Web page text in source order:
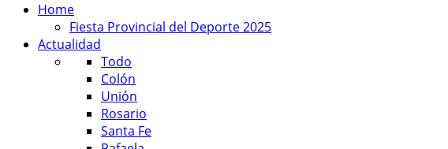
Home
Fiesta Provincial del Deporte 2025
Actualidad
Todo
Colón
Unión
Rosario
Santa Fe